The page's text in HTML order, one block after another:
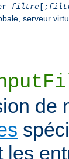
filtre[;
serveur
de
les